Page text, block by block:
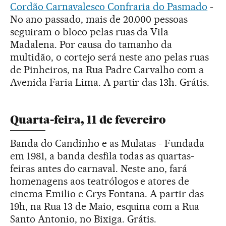
Cordão Carnavalesco Confraria do Pasmado -
No ano passado, mais de 20.000 pessoas
seguiram o bloco pelas ruas da Vila
Madalena. Por causa do tamanho da
multidão, o cortejo será neste ano pelas ruas
de Pinheiros, na Rua Padre Carvalho com a
Avenida Faria Lima. A partir das 13h. Grátis.
Quarta-feira, 11 de fevereiro
Banda do Candinho e as Mulatas - Fundada
em 1981, a banda desfila todas as quartas-
feiras antes do carnaval. Neste ano, fará
homenagens aos teatrólogos e atores de
cinema Emilio e Crys Fontana. A partir das
19h, na Rua 13 de Maio, esquina com a Rua
Santo Antonio, no Bixiga. Grátis.